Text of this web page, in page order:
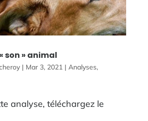
son » animal
| Mar 3, 2021| Analyses,
analyse, téléchargez le